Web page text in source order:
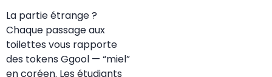
La partie étrange ?
Chaque passage aux
toilettes vous rapporte
des tokens Ggool — “miel”
en coréen. Les étudiants